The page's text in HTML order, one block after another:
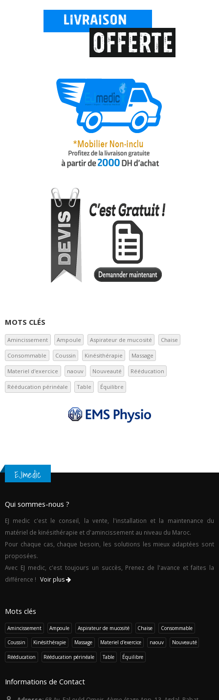
MOTS CLÉS
Amincissement Ampoule Aspirateur de mucosité Chaise
Consommable Coussin Kinésithérapie Massage
Materiel d'exercice naouv Nouveauté Rééducation
Rééducation périnéale Table Équilibre
EJmedic
Qui sommes-nous ?
EJ medic c'est le conseil, la vente, l'installation et la maintenance du
matériel de kinésithérapie et d'amincissement au niveau du Maroc.
Pour chaque cas, chaque besoin, les solutions les mieux adaptées sont
proposées.
Avec EJ medic, c'est toujours un succès, Prenez de l'avance et faites la
différence ! Voir plus
Mots clés
Amincissement Ampoule Aspirateur de mucosité Chaise Consommable
Coussin Kinésithérapie Massage Materiel d'exercice naouv Nouveauté
Rééducation Rééducation périnéale Table Équilibre
Informations de Contact